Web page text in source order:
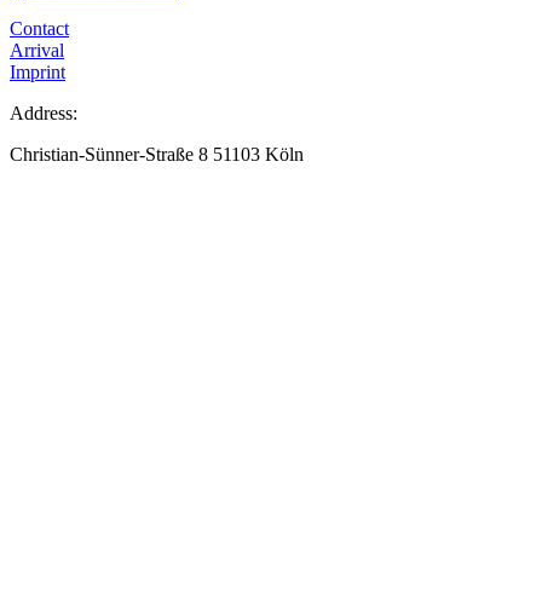
Contact
Arrival
Imprint
Address:
Christian-Sünner-Straße 8 51103 Köln